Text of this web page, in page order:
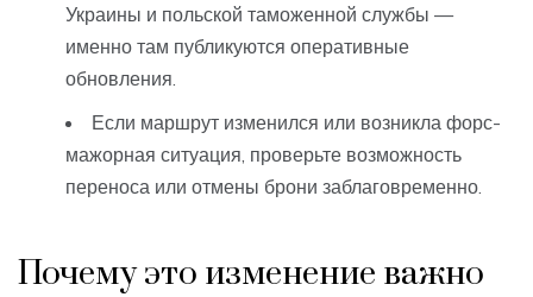
Украины и польской таможенной службы —
именно там публикуются оперативные
обновления.
Если маршрут изменился или возникла форс-
мажорная ситуация, проверьте возможность
переноса или отмены брони заблаговременно.
Почему это изменение важно